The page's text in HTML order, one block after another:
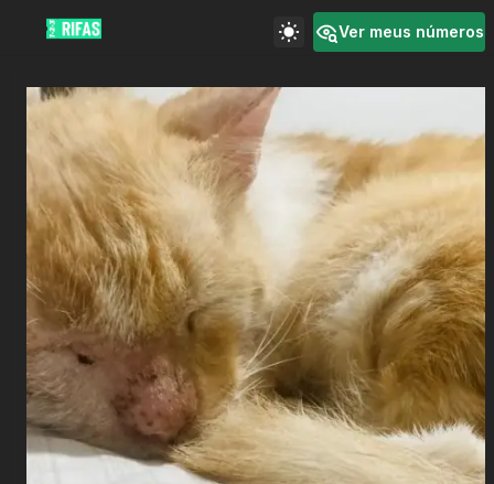
Ver meus números